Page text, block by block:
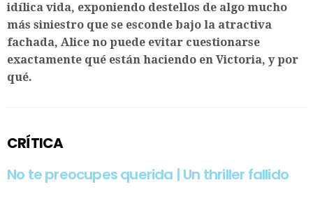
idílica vida, exponiendo destellos de algo mucho
más siniestro que se esconde bajo la atractiva
fachada, Alice no puede evitar cuestionarse
exactamente qué están haciendo en Victoria, y por
qué.
CRÍTICA
No te preocupes querida | Un thriller fallido